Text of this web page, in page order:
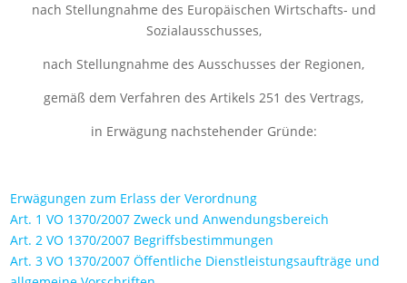
nach Stellungnahme des Europäischen Wirtschafts- und
Sozialausschusses,
nach Stellungnahme des Ausschusses der Regionen,
gemäß dem Verfahren des Artikels 251 des Vertrags,
in Erwägung nachstehender Gründe:
Erwägungen zum Erlass der Verordnung
Art. 1 VO 1370/2007 Zweck und Anwendungsbereich
Art. 2 VO 1370/2007 Begriffsbestimmungen
Art. 3 VO 1370/2007 Öffentliche Dienstleistungsaufträge und